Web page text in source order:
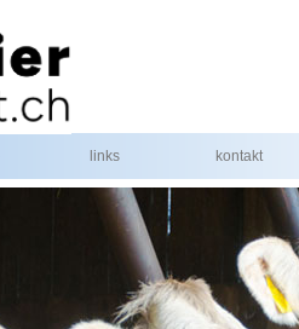
links kontakt